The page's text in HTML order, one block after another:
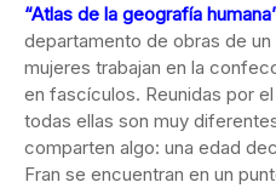
“Atlas de la geografía
departamento de obras de
mujeres trabajan en la
en fascículos. Reunidas por
todas ellas son muy
comparten algo: una edad
Fran se encuentran en un